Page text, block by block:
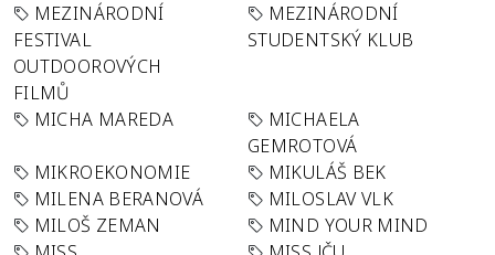
MEZINÁRODNÍ
FESTIVAL
OUTDOOROVÝCH
FILMŮ
MEZINÁRODNÍ
STUDENTSKÝ KLUB
MICHA MAREDA
MICHAELA
GEMROTOVÁ
MIKROEKONOMIE
MIKULÁŠ BEK
MILENA BERANOVÁ
MILOSLAV VLK
MILOŠ ZEMAN
MIND YOUR MIND